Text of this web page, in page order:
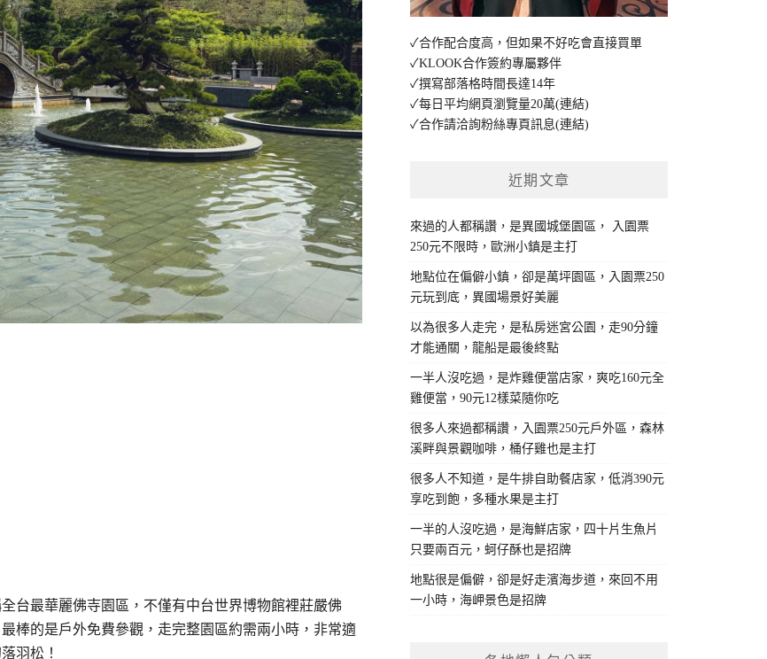
台最華麗佛寺園區，不僅有中台世界博物館裡莊嚴佛
棒的是戶外免費參觀，走完整園區約需兩小時，非常適
羽松！
✓合作配合度高，但如果不好吃會直接買單
✓KLOOK合作簽約專屬夥伴
✓撰寫部落格時間長達14年
✓每日平均網頁瀏覽量20萬(連結)
✓合作請洽詢粉絲專頁訊息(連結)
近期文章
來過的人都稱讚，是異國城堡園區， 入園票
250元不限時，歐洲小鎮是主打
地點位在偏僻小鎮，卻是萬坪園區，入園票250
元玩到底，異國場景好美麗
以為很多人走完，是私房迷宮公園，走90分鐘
才能通關，龍船是最後終點
一半人沒吃過，是炸雞便當店家，爽吃160元全
雞便當，90元12樣菜隨你吃
很多人來過都稱讚，入園票250元戶外區，森林
溪畔與景觀咖啡，桶仔雞也是主打
很多人不知道，是牛排自助餐店家，低消390元
享吃到飽，多種水果是主打
一半的人沒吃過，是海鮮店家，四十片生魚片
只要兩百元，蚵仔酥也是招牌
地點很是偏僻，卻是好走濱海步道，來回不用
一小時，海岬景色是招牌